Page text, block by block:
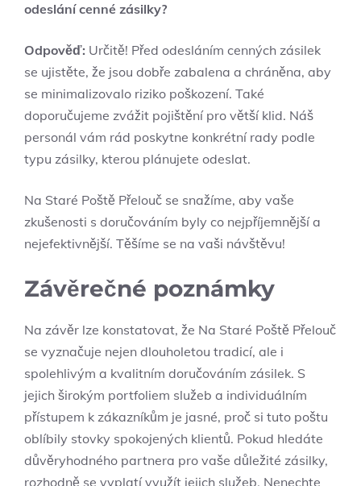
odeslání cenné zásilky?
Odpověď: Určitě! Před odesláním cenných zásilek
se ujistěte, že jsou dobře zabalena a chráněna, aby
se minimalizovalo riziko poškození. Také
doporučujeme zvážit pojištění pro větší klid. Náš
personál vám rád poskytne konkrétní rady podle
typu zásilky, kterou plánujete odeslat. ‌
Na Staré Poště​ Přelouč se snažíme, aby vaše
zkušenosti s doručováním byly co nejpříjemnější a
nejefektivnější. Těšíme se na vaši návštěvu!
Závěrečné poznámky
Na​ závěr lze konstatovat, že Na Staré Poště Přelouč‌
se vyznačuje nejen dlouholetou‌ tradicí, ale ​i
spolehlivým a kvalitním ⁢doručováním zásilek. S
jejich širokým portfoliem služeb a individuálním
přístupem k zákazníkům‌ je jasné, proč si tuto poštu
oblíbily stovky⁣ spokojených klientů. Pokud hledáte
důvěryhodného partnera ​pro⁢ vaše důležité zásilky,
rozhodně se vyplatí využít jejich služeb. Nenechte